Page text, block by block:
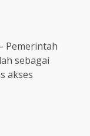
Pemerintah
sebagai
akses